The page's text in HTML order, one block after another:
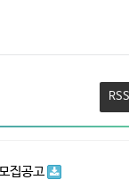
RSS
집공고